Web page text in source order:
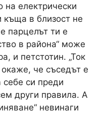
на електрически
къща в близост не
парцелът ти е
в района“ може
и петстотин. „Ток
че съседът е
себе си преди
други правила. А
невинаги